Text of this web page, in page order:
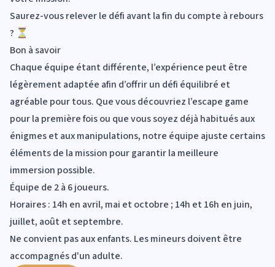
Saurez-vous relever le défi avant la fin du compte à rebours
? ⏳
Bon à savoir
Chaque équipe étant différente, l’expérience peut être
légèrement adaptée afin d’offrir un défi équilibré et
agréable pour tous. Que vous découvriez l’escape game
pour la première fois ou que vous soyez déjà habitués aux
énigmes et aux manipulations, notre équipe ajuste certains
éléments de la mission pour garantir la meilleure
immersion possible.
Équipe de 2 à 6 joueurs.
Horaires : 14h en avril, mai et octobre ; 14h et 16h en juin,
juillet, août et septembre.
Ne convient pas aux enfants. Les mineurs doivent être
accompagnés d'un adulte.